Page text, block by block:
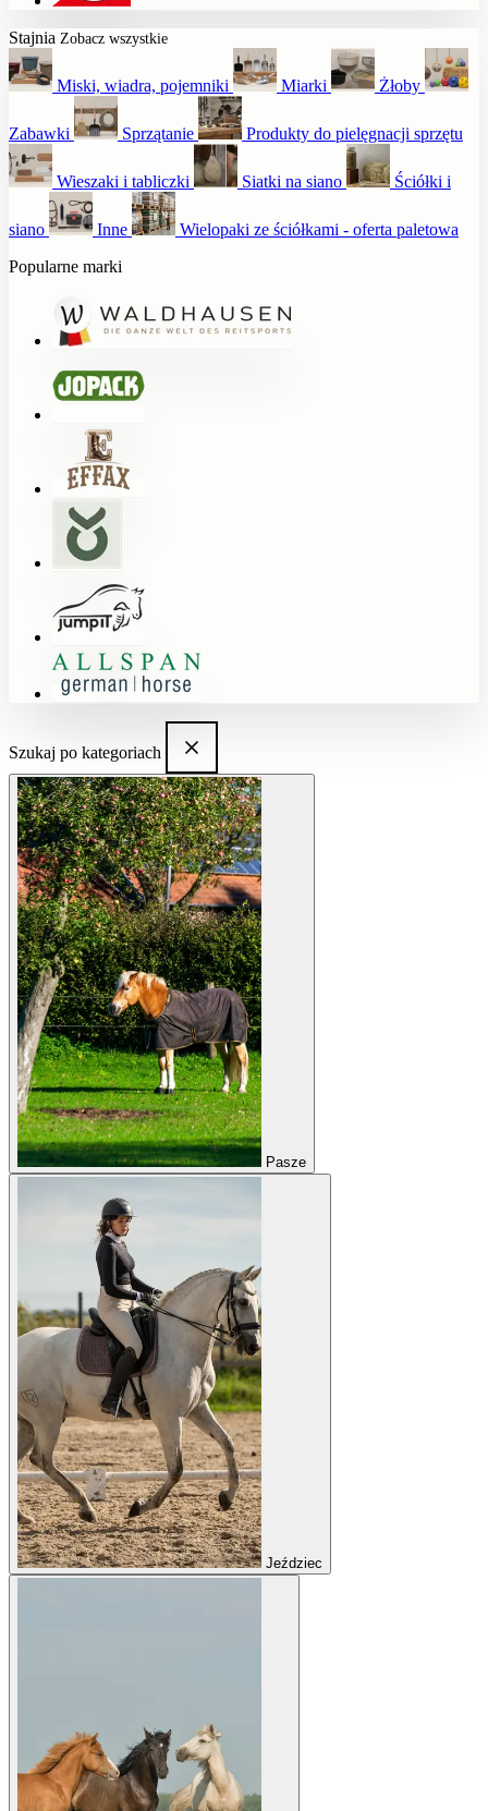
Stajnia Zobacz wszystkie
Miski, wiadra, pojemniki Miarki Żłoby
Zabawki Sprzątanie Produkty do pielęgnacji sprzętu
Wieszaki i tabliczki Siatki na siano Ściółki i
siano Inne
Wielopaki ze ściółkami - oferta paletowa
Popularne marki
Szukaj po kategoriach
Pasze
Jeździec